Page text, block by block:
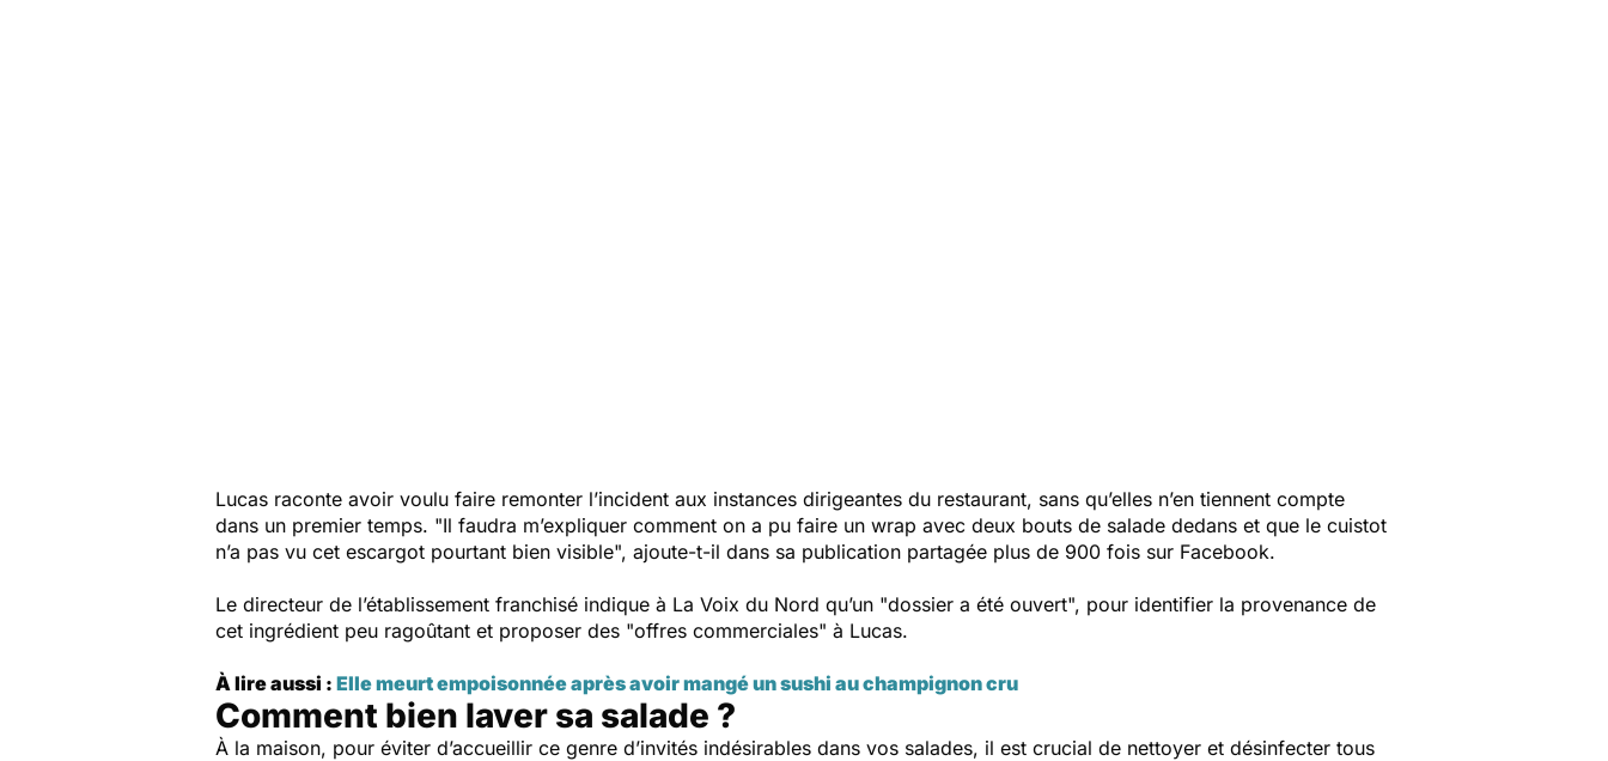
Lucas raconte avoir voulu faire remonter l’incident aux instances dirigeantes du restaurant, sans qu’elles n’en tiennent compte
dans un premier temps. "Il faudra m’expliquer comment on a pu faire un wrap avec deux bouts de salade dedans et que le cuistot
n’a pas vu cet escargot pourtant bien visible", ajoute-t-il dans sa publication partagée plus de 900 fois sur Facebook.
Le directeur de l’établissement franchisé indique à La Voix du Nord qu’un "dossier a été ouvert", pour identifier la provenance de
cet ingrédient peu ragoûtant et proposer des "offres commerciales" à Lucas.
À lire aussi : Elle meurt empoisonnée après avoir mangé un sushi au champignon cru
Comment bien laver sa salade ?
À la maison, pour éviter d’accueillir ce genre d’invités indésirables dans vos salades, il est crucial de nettoyer et désinfecter tous